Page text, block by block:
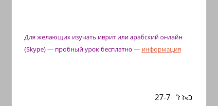
арабский
Для желающих изучать ивритили арабский онлайн
(Skype)— пробный урок бесплатно — информация
כ»ז ז’ 27-7